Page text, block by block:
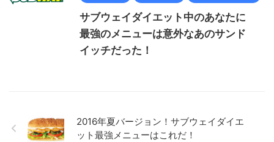
サブウェイダイエット中のあなたに
最強のメニューは意外なあのサンド
イッチだった！
2016年夏バージョン！サブウェイダイエ
ット最強メニューはこれだ！